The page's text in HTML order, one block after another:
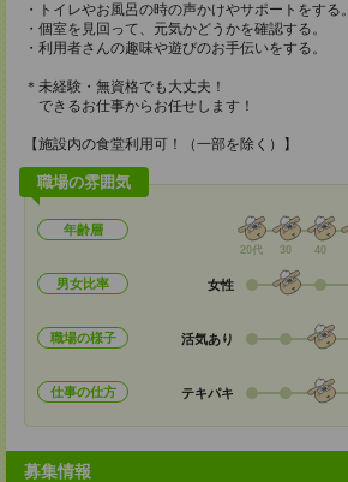
・トイレやお風呂の時の声かけやサポートをする。
・個室を見回って、元気かどうかを確認する。
・利用者さんの趣味や遊びのお手伝いをする。
＊未経験・無資格でも大丈夫！
できるお仕事からお任せします！
【施設内の食堂利用可！（一部を除く）】
職場の雰囲気
年齢層
20代 30 40
男女比率 女性
職場の様子 活気あり
仕事の仕方 テキパキ
募集情報